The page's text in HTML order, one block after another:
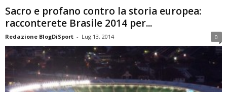
Sacro e profano contro la storia europea:
racconterete Brasile 2014 per...
Redazione BlogDiSport - Lug 13, 2014 0